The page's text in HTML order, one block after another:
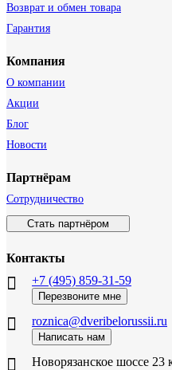
Возврат и обмен товара
Гарантия
Компания
О компании
Акции
Блог
Новости
Партнёрам
Сотрудничество
Стать партнёром
Контакты
+7 (495) 859-31-59
Перезвоните мне
roznica@dveribelorussii.ru
Написать нам
Новорязанское шоссе